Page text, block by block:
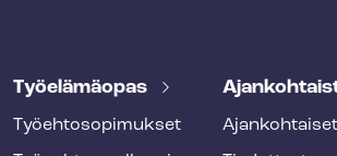
Työelämäopas
Työ­eh­to­so­pi­muk­set Ajankohtaiset